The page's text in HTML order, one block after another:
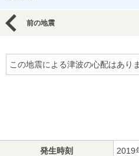
前の地震
この地震による津波の心配はあり
発生時刻 2019